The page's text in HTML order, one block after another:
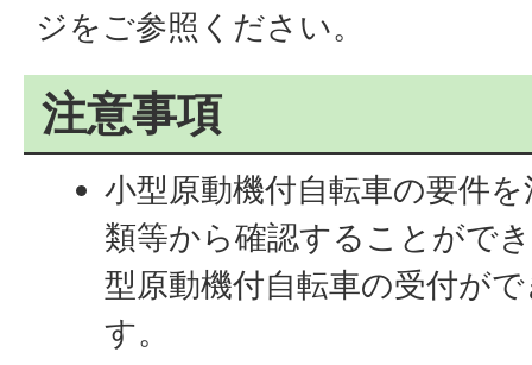
ジをご参照ください。
注意事項
小型原動機付自転車の要件
類等から確認することがで
型原動機付自転車の受付が
す。